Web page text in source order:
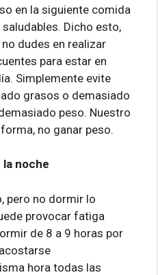
en la siguiente comida
Dicho esto,
dudes en realizar
para estar en
Simplemente evite
grasos o demasiado
peso. Nuestro
no ganar peso.
noche
pero no dormir lo
provocar fatiga
de 8 a 9 horas por
hora todas las